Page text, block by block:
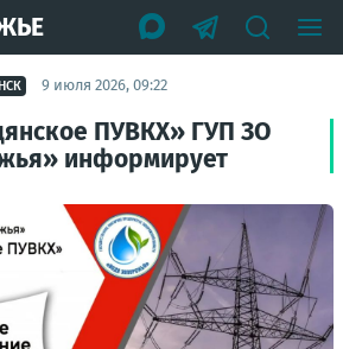
9 июля 2026, 09:22
ПУВКХ» ГУП ЗО
информирует